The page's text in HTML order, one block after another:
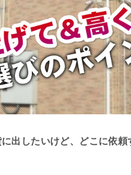
出したいけど、どこに依頼